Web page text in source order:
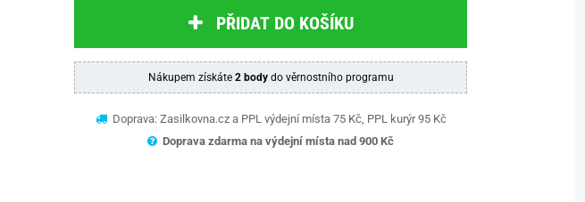
PŘIDAT DO KOŠÍKU
Nákupem získáte 2 bodydo věrnostního programu
Doprava: Zasilkovna.cz a PPL výdejní místa 75 Kč, PPL kurýr 95 Kč
Doprava zdarma na výdejní místa nad 900 Kč